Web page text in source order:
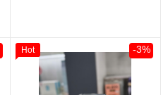
-3%
Hot